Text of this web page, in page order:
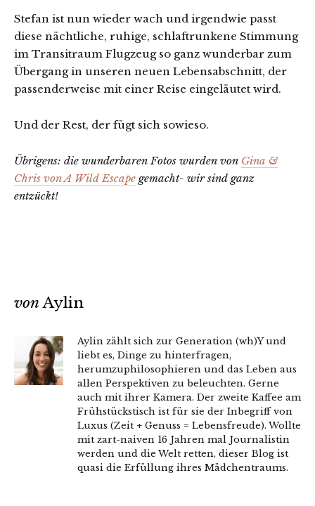
Stefan ist nun wieder wach und irgendwie passt
diese nächtliche, ruhige, schlaftrunkene Stimmung
im Transitraum Flugzeug so ganz wunderbar zum
Übergang in unseren neuen Lebensabschnitt, der
passenderweise mit einer Reise eingeläutet wird.
Und der Rest, der fügt sich sowieso.
Übrigens: die wunderbaren Fotos wurden von Gina &
Chris von A Wild Escape gemacht- wir sind ganz
entzückt!
vonAylin
Aylin zählt sich zur Generation (wh)Y und
liebt es, Dinge zu hinterfragen,
herumzuphilosophieren und das Leben aus
allen Perspektiven zu beleuchten. Gerne
auch mit ihrer Kamera. Der zweite Kaffee am
Frühstückstisch ist für sie der Inbegriff von
Luxus (Zeit + Genuss = Lebensfreude). Wollte
mit zart-naiven 16 Jahren mal Journalistin
werden und die Welt retten, dieser Blog ist
quasi die Erfüllung ihres Mädchentraums.